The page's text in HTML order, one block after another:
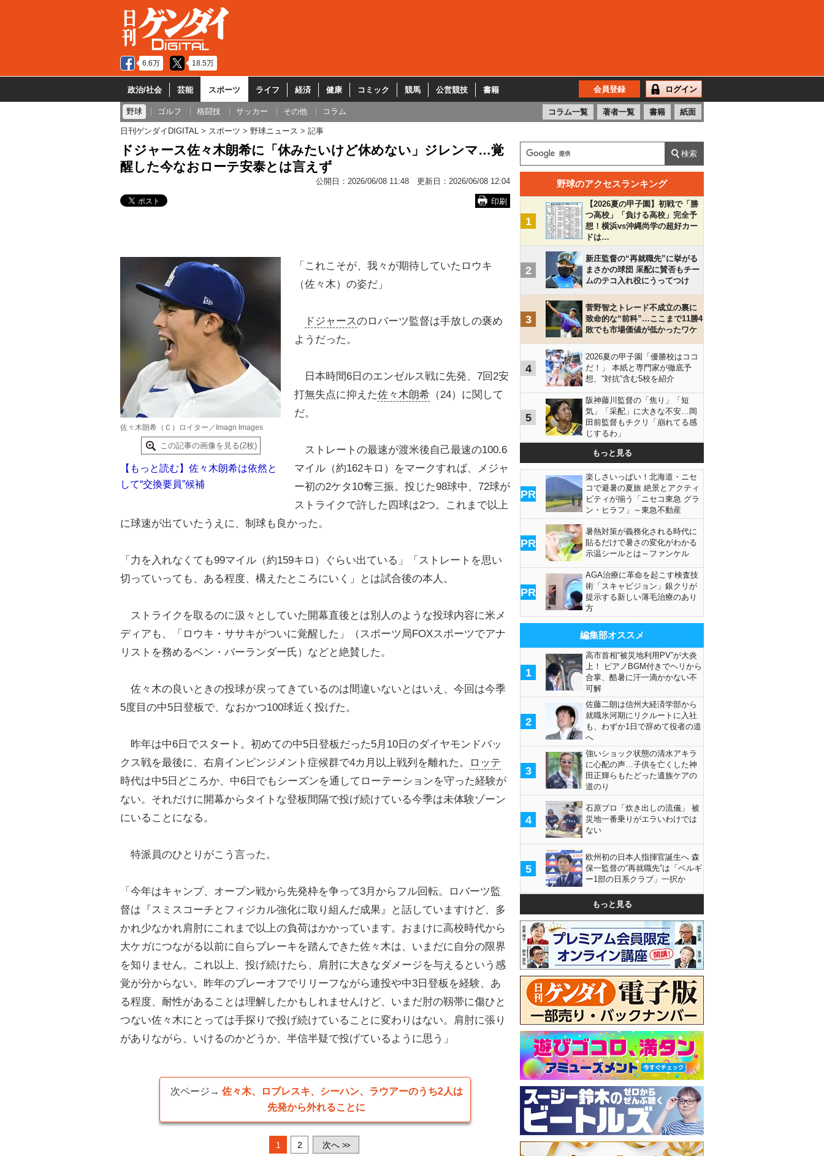
6.6万 18.5万
政治/社会 芸能 スポーツ ライフ 経済 健康 コミック 競馬 公営競技 書籍 会員登録 ログイン
野球 ゴルフ 格闘技 サッカー その他 コラム コラム一覧 著者一覧 書籍 紙面
日刊ゲンダイDIGITAL スポーツ 野球ニュース 記事
ドジャース佐々木朗希に「休みたいけど休めない」ジレンマ…覚
醒した今なおローテ安泰とは言えず
公開日： 2026/06/08 11:48 更新日： 2026/06/08 12:04
印刷
佐々木朗希（Ｃ）ロイター／Imagn Images
この記事の画像を見る(2枚)
【もっと読む】佐々木朗希は依然と
して“交換要員”候補
「これこそが、我々が期待していたロウキ
（佐々木）の姿だ」
ドジャースのロバーツ監督は手放しの褒め
ようだった。
日本時間6日のエンゼルス戦に先発、7回2安
打無失点に抑えた佐々木朗希 （24）に関して
だ。
ストレートの最速が渡米後自己最速の100.6
マイル（約162キロ）をマークすれば、メジャ
ー初の2ケタ10奪三振。投じた98球中、72球が
ストライクで許した四球は2つ。これまで以上
に球速が出ていたうえに、制球も良かった。
「力を入れなくても99マイル（約159キロ）ぐらい出ている」「ストレートを思い
切っていっても、ある程度、構えたところにいく」とは試合後の本人。
ストライクを取るのに汲々としていた開幕直後とは別人のような投球内容に米メ
ディアも、「ロウキ・ササキがついに覚醒した」（スポーツ局FOXスポーツでアナ
リストを務めるベン・バーランダー氏）などと絶賛した。
佐々木の良いときの投球が戻ってきているのは間違いないとはいえ、今回は今季
5度目の中5日登板で、なおかつ100球近く投げた。
昨年は中6日でスタート。初めての中5日登板だった5月10日のダイヤモンドバッ
クス戦を最後に、右肩インピンジメント症候群で4カ月以上戦列を離れた。
ロッテ
時代は中5日どころか、中6日でもシーズンを通してローテーションを守った経験が
ない。それだけに開幕からタイトな登板間隔で投げ続けている今季は未体験ゾーン
にいることになる。
特派員のひとりがこう言った。
「今年はキャンプ、オープン戦から先発枠を争って3月からフル回転。ロバーツ監
督は『スミスコーチとフィジカル強化に取り組んだ成果』と話していますけど、多
かれ少なかれ肩肘にこれまで以上の負荷はかかっています。おまけに高校時代から
大ケガにつながる以前に自らブレーキを踏んできた佐々木は、いまだに自分の限界
を知りません。これ以上、投げ続けたら、肩肘に大きなダメージを与えるという感
覚が分からない。昨年のプレーオフでリリーフながら連投や中3日登板を経験、あ
る程度、耐性があることは理解したかもしれませんけど、いまだ肘の靱帯に傷ひと
つない佐々木にとっては手探りで投げ続けていることに変わりはない。肩肘に張り
がありながら、いけるのかどうか、半信半疑で投げているように思う」
次ページ→ 佐々木、ロブレスキ、シーハン、ラウアーのうち2人は
先発から外れることに
1 2 次へ >>
野球のアクセスランキング
1
【2026夏の甲子園】初戦で「勝
つ高校」「負ける高校」完全予
想！横浜vs沖縄尚学の超好カー
ドは…
2
新庄監督の“再就職先”に挙がる
まさかの球団 采配に賛否もチー
ムのテコ入れ役にうってつけ
3
菅野智之トレード不成立の裏に
致命的な“前科”…ここまで11勝4
敗でも市場価値が低かったワケ
4
2026夏の甲子園「優勝校はココ
だ！」 本紙と専門家が徹底予
想、“対抗”含む5校を紹介
5
阪神藤川監督の「焦り」「短
気」「采配」に大きな不安…岡
田前監督もチクリ「崩れてる感
じするわ」
もっと見る
PR
楽しさいっぱい！北海道・ニセ
コで避暑の夏旅 絶景とアクティ
ビティが揃う「ニセコ東急 グラ
ン・ヒラフ」～東急不動産
PR
暑熱対策が義務化される時代に
貼るだけで暑さの変化がわかる
示温シールとは～ファンケル
PR
AGA治療に革命を起こす検査技
術「スキャビジョン」銀クリが
提示する新しい薄毛治療のあり
方
編集部オススメ
1
高市首相“被災地利用PV”が大炎
上！ ピアノBGM付きでヘリから
合掌、酷暑に汗一滴かかない不
可解
2
佐藤二朗は信州大経済学部から
就職氷河期にリクルートに入社
も、わずか1日で辞めて役者の道
へ
3
強いショック状態の清水アキラ
に心配の声…子供を亡くした神
田正輝らもたどった遺族ケアの
道のり
4
石原プロ「炊き出しの流儀」 被
災地一番乗りがエラいわけでは
ない
5
欧州初の日本人指揮官誕生へ 森
保一監督の“再就職先”は「ベルギ
ー1部の日系クラブ」一択か
もっと見る